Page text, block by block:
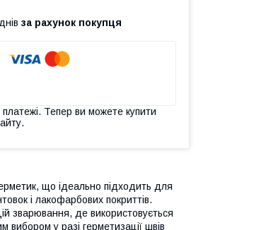
за рахунок покупця
платежі. Тепер ви можете купити
що ідеально підходить для
і лакофарбових покриттів.
зварювання, де використовується
у разі герметизації швів